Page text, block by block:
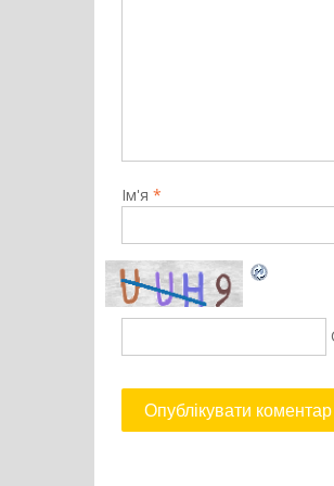
Ім'я *